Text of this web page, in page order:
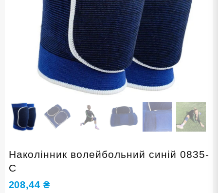
Наколінник волейбольний синій 0835-
С
208,44₴